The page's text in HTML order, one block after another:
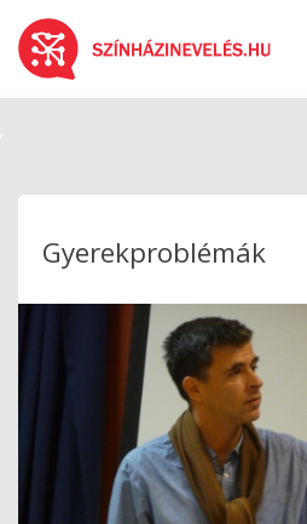
Gyerekproblémák